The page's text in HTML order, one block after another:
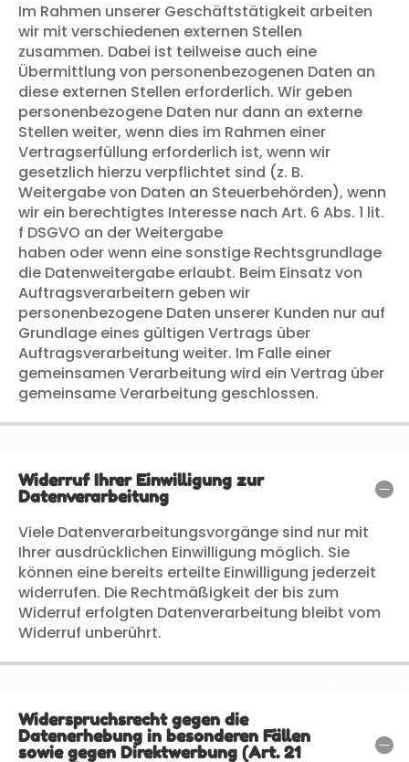
Im Rahmen unserer Geschäftstätigkeit arbeiten
wir mit verschiedenen externen Stellen
zusammen. Dabei ist teilweise auch eine
Übermittlung von personenbezogenen Daten an
diese externen Stellen erforderlich. Wir geben
personenbezogene Daten nur dann an externe
Stellen weiter, wenn dies im Rahmen einer
Vertragserfüllung erforderlich ist, wenn wir
gesetzlich hierzu verpflichtet sind (z. B.
Weitergabe von Daten an Steuerbehörden), wenn
wir ein berechtigtes Interesse nach Art. 6 Abs. 1 lit.
f DSGVO an der Weitergabe
haben oder wenn eine sonstige Rechtsgrundlage
die Datenweitergabe erlaubt. Beim Einsatz von
Auftragsverarbeitern geben wir
personenbezogene Daten unserer Kunden nur auf
Grundlage eines gültigen Vertrags über
Auftragsverarbeitung weiter. Im Falle einer
gemeinsamen Verarbeitung wird ein Vertrag über
gemeinsame Verarbeitung geschlossen.
Widerruf Ihrer Einwilligung zur
Datenverarbeitung
Viele Datenverarbeitungsvorgänge sind nur mit
Ihrer ausdrücklichen Einwilligung möglich. Sie
können eine bereits erteilte Einwilligung jederzeit
widerrufen. Die Rechtmäßigkeit der bis zum
Widerruf erfolgten Datenverarbeitung bleibt vom
Widerruf unberührt.
Widerspruchsrecht gegen die
Datenerhebung in besonderen Fällen
sowie gegen Direktwerbung (Art. 21